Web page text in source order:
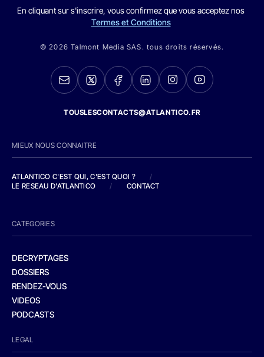
En cliquant sur s'inscrire, vous confirmez que vous acceptez nos
Termes et Conditions
© 2026 Talmont Media SAS. tous droits réservés.
TOUSLESCONTACTS@ATLANTICO.FR
MIEUX NOUS CONNAITRE
ATLANTICO C'EST QUI, C'EST QUOI ?
/
LE RESEAU D'ATLANTICO
/ CONTACT
CATEGORIES
DECRYPTAGES
DOSSIERS
RENDEZ-VOUS
VIDEOS
PODCASTS
LEGAL